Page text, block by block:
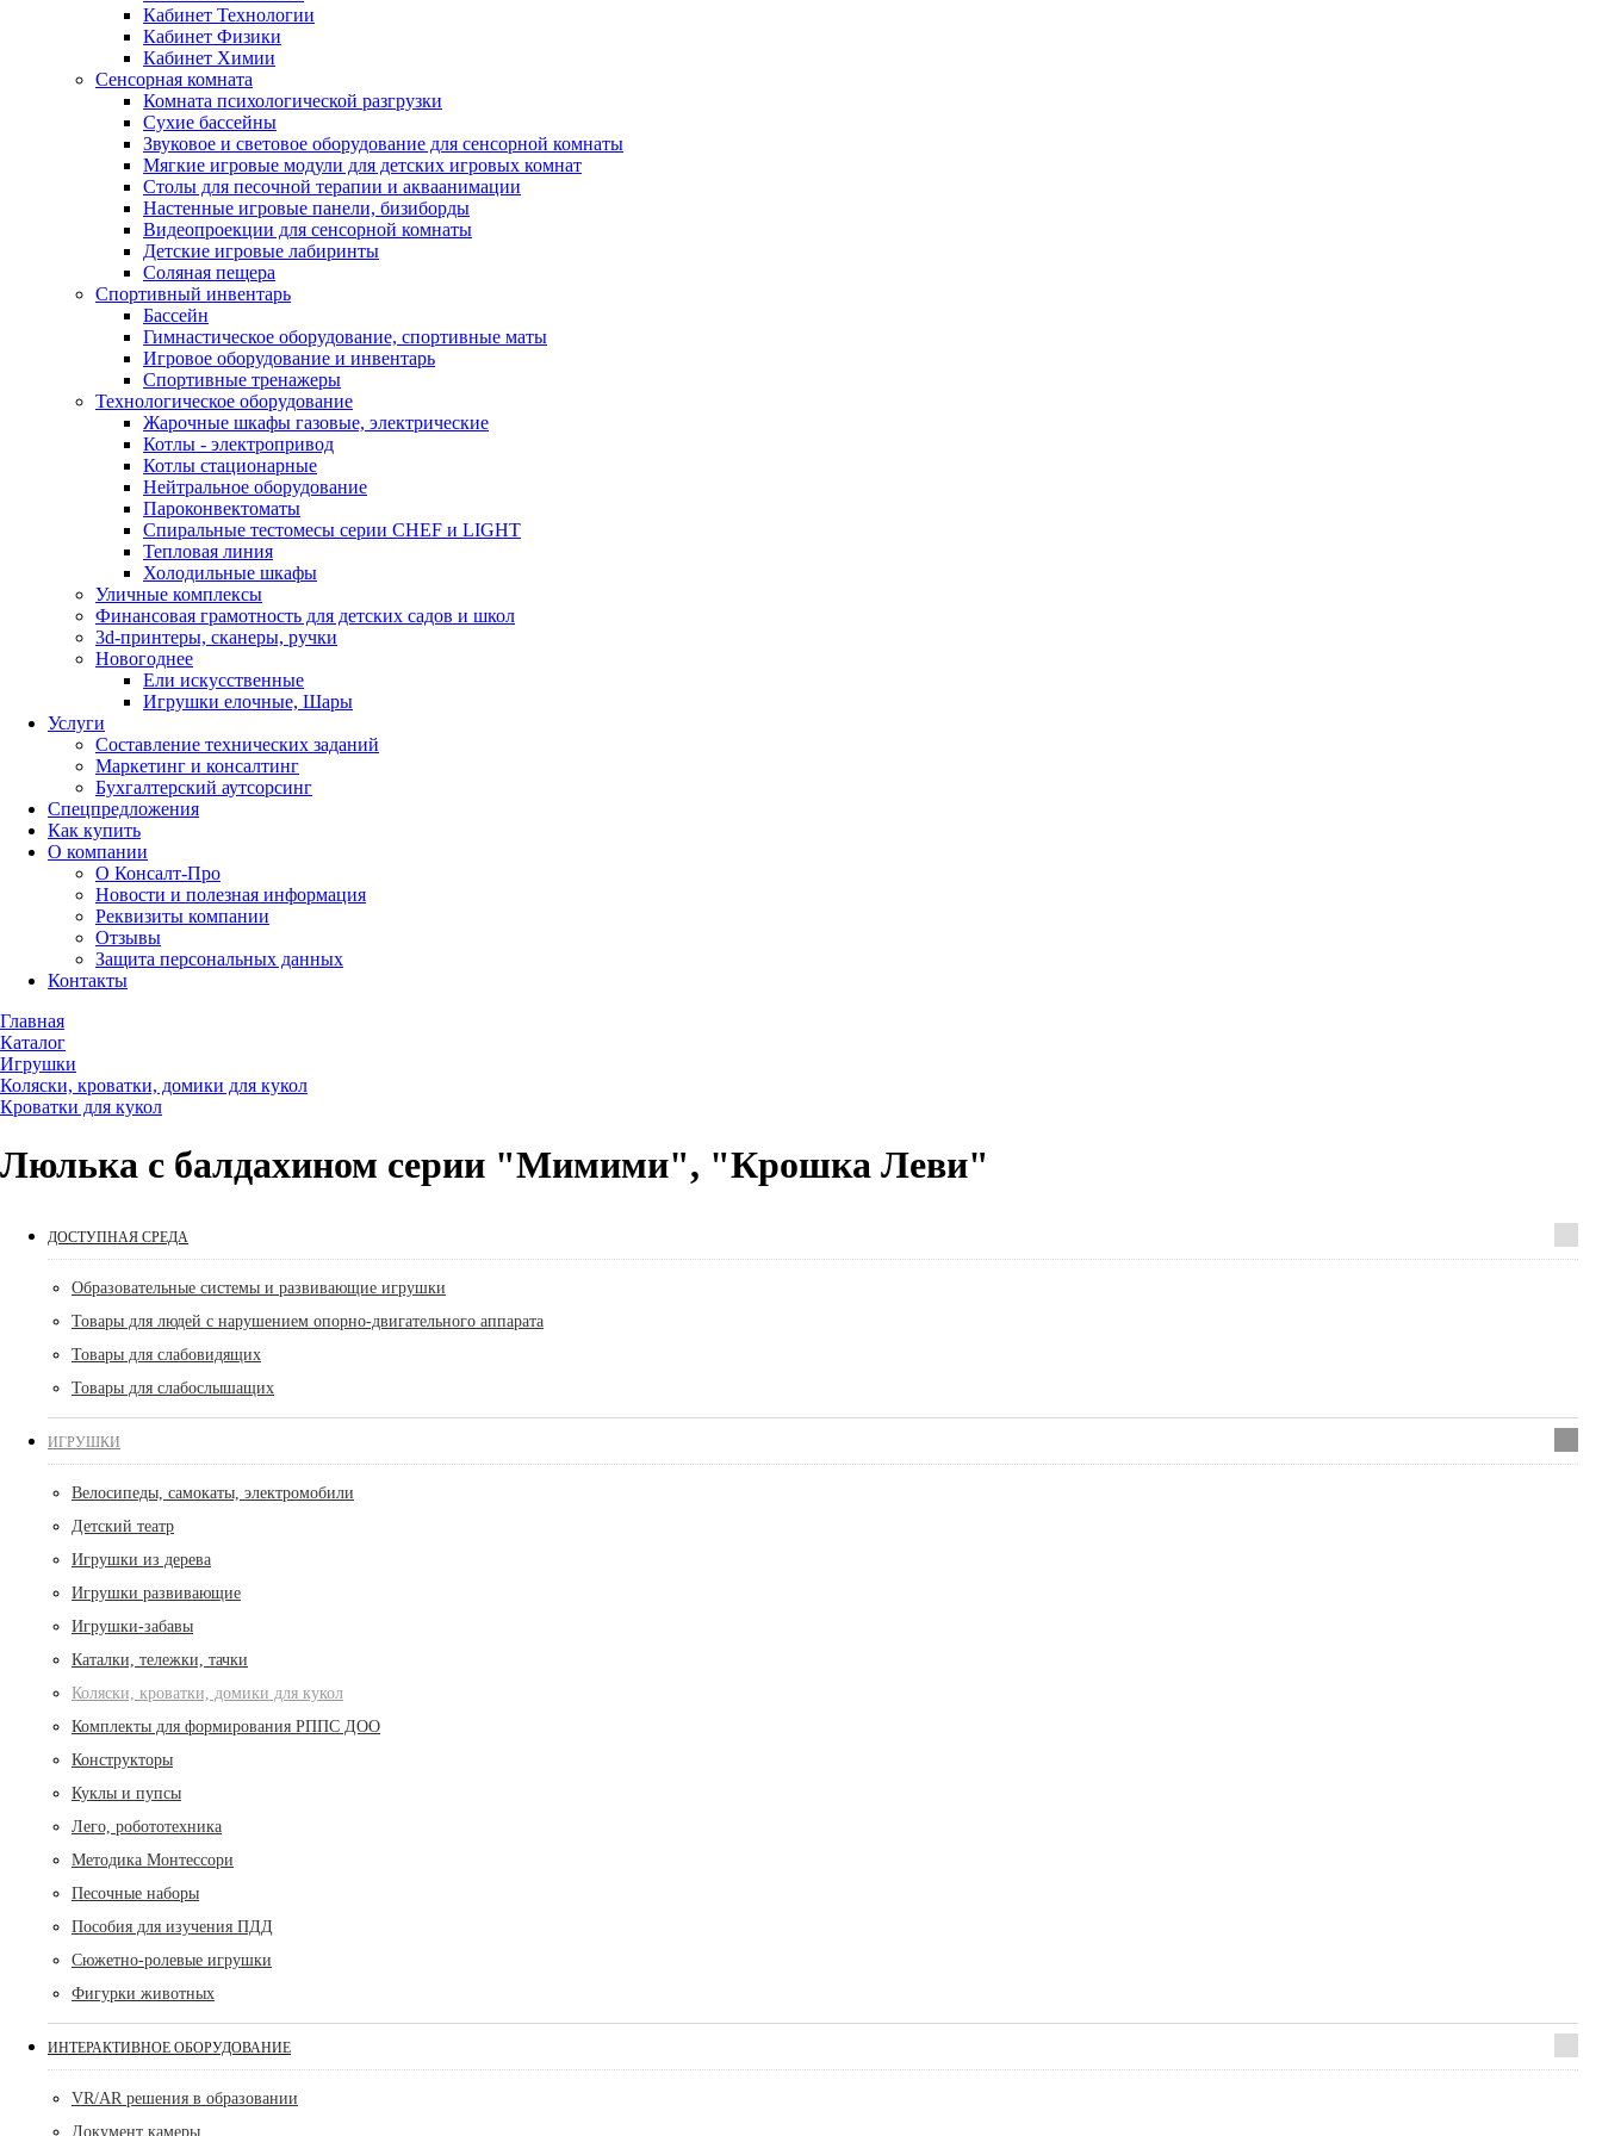
Кабинет Технологии
Кабинет Физики
Кабинет Химии
Сенсорная комната
Комната психологической разгрузки
Сухие бассейны
Звуковое и световое оборудование для сенсорной комнаты
Мягкие игровые модули для детских игровых комнат
Столы для песочной терапии и акваанимации
Настенные игровые панели, бизиборды
Видеопроекции для сенсорной комнаты
Детские игровые лабиринты
Соляная пещера
Спортивный инвентарь
Бассейн
Гимнастическое оборудование, спортивные маты
Игровое оборудование и инвентарь
Спортивные тренажеры
Технологическое оборудование
Жарочные шкафы газовые, электрические
Котлы - электропривод
Котлы стационарные
Нейтральное оборудование
Пароконвектоматы
Спиральные тестомесы серии CHEF и LIGHT
Тепловая линия
Холодильные шкафы
Уличные комплексы
Финансовая грамотность для детских садов и школ
3d-принтеры, сканеры, ручки
Новогоднее
Ели искусственные
Игрушки елочные, Шары
Услуги
Составление технических заданий
Маркетинг и консалтинг
Бухгалтерский аутсорсинг
Спецпредложения
Как купить
О компании
О Консалт-Про
Новости и полезная информация
Реквизиты компании
Отзывы
Защита персональных данных
Контакты
Главная
Каталог
Игрушки
Коляски, кроватки, домики для кукол
Кроватки для кукол
Люлька с балдахином серии "Мимими", "Крошка Леви"
ДОСТУПНАЯ СРЕДА
Образовательные системы и развивающие игрушки
Товары для людей с нарушением опорно-двигательного аппарата
Товары для слабовидящих
Товары для слабослышащих
ИГРУШКИ
Велосипеды, самокаты, электромобили
Детский театр
Игрушки из дерева
Игрушки развивающие
Игрушки-забавы
Каталки, тележки, тачки
Коляски, кроватки, домики для кукол
Комплекты для формирования РППС ДОО
Конструкторы
Куклы и пупсы
Лего, робототехника
Методика Монтессори
Песочные наборы
Пособия для изучения ПДД
Сюжетно-ролевые игрушки
Фигурки животных
ИНТЕРАКТИВНОЕ ОБОРУДОВАНИЕ
VR/AR решения в образовании
Документ камеры